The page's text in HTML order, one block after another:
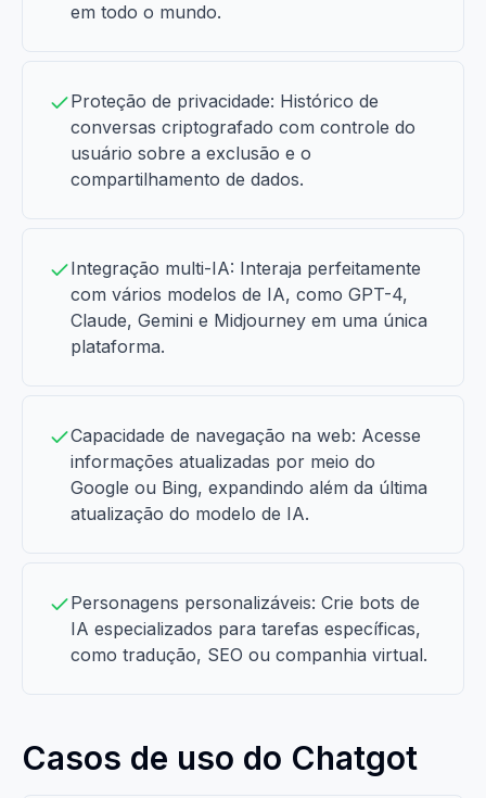
em todo o mundo.
Proteção de privacidade: Histórico de
conversas criptografado com controle do
usuário sobre a exclusão e o
compartilhamento de dados.
Integração multi-IA: Interaja perfeitamente
com vários modelos de IA, como GPT-4,
Claude, Gemini e Midjourney em uma única
plataforma.
Capacidade de navegação na web: Acesse
informações atualizadas por meio do
Google ou Bing, expandindo além da última
atualização do modelo de IA.
Personagens personalizáveis: Crie bots de
IA especializados para tarefas específicas,
como tradução, SEO ou companhia virtual.
Casos de uso do Chatgot